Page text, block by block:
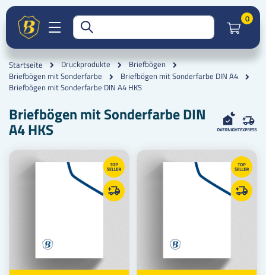
0
Startseite Druckprodukte
Briefbögen
Briefbögen mit Sonderfarbe
Briefbögen mit Sonderfarbe DIN A4
Briefbögen mit Sonderfarbe DIN A4 HKS
Briefbögen mit Sonderfarbe DIN
A4 HKS